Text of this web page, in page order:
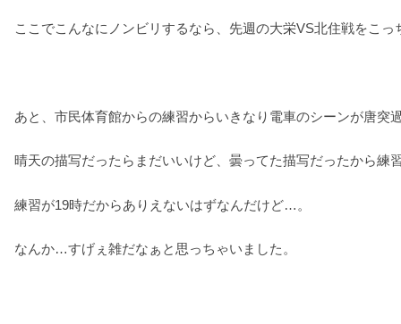
ここでこんなにノンビリするなら、先週の大栄VS北住戦をこ
あと、市民体育館からの練習からいきなり電車のシーンが唐突
晴天の描写だったらまだいいけど、曇ってた描写だったから
練習が19時だからありえないはずなんだけど…。
なんか…すげぇ雑だなぁと思っちゃいました。